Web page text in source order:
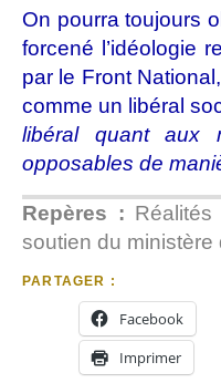
On pourra toujours
forcené l’idéologie
par le Front
comme un libéral
libéral quant aux
opposables de
Repères :
soutien du ministère
PARTAGER :
Facebook
Imprimer